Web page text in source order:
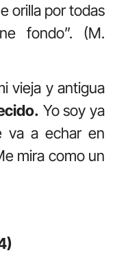
orilla por todas
fondo”. (M.
vieja y antigua
Yo soy ya
va a echar en
mira como un